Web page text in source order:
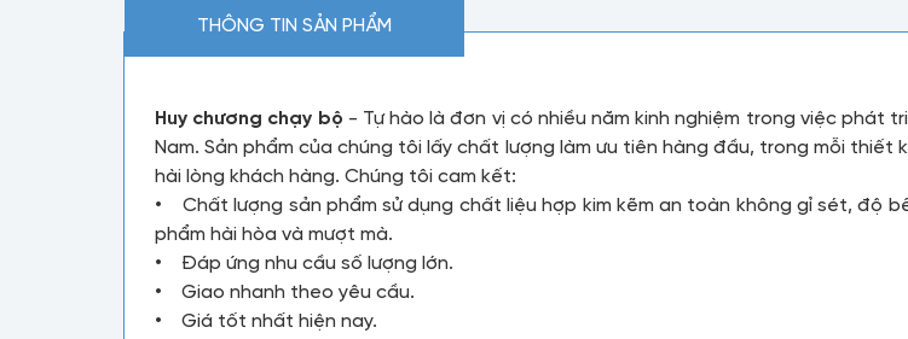
THÔNG TIN SẢN PHẨM
Huy chương chạy bộ - Tự hào là đơn vị có nhiều năm kinh nghiệm trong việc phát
Nam. Sản phẩm của chúng tôi lấy chất lượng làm ưu tiên hàng đầu, trong mỗi
hài lòng khách hàng. Chúng tôi cam kết:
• Chất lượng sản phẩm sử dụng chất liệu hợp kim kẽm an toàn không gỉ sét, độ
phẩm hài hòa và mượt mà.
• Đáp ứng nhu cầu số lượng lớn.
• Giao nhanh theo yêu cầu.
• Giá tốt nhất hiện nay.